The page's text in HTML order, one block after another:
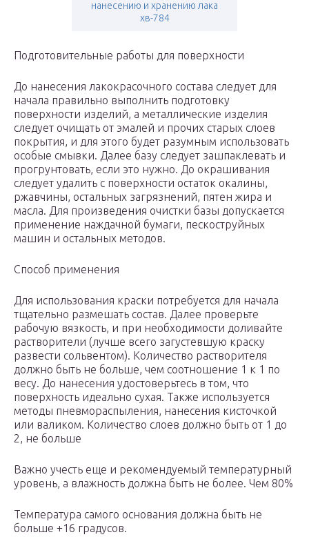
нанесению и хранению лака
хв-784
Подготовительные работы для поверхности
До нанесения лакокрасочного состава следует для
начала правильно выполнить подготовку
поверхности изделий, а металлические изделия
следует очищать от эмалей и прочих старых слоев
покрытия, и для этого будет разумным использовать
особые смывки. Далее базу следует зашпаклевать и
прогрунтовать, если это нужно. До окрашивания
следует удалить с поверхности остаток окалины,
ржавчины, остальных загрязнений, пятен жира и
масла. Для произведения очистки базы допускается
применение наждачной бумаги, пескоструйных
машин и остальных методов.
Способ применения
Для использования краски потребуется для начала
тщательно размешать состав. Далее проверьте
рабочую вязкость, и при необходимости доливайте
растворители (лучше всего загустевшую краску
развести сольвентом). Количество растворителя
должно быть не больше, чем соотношение 1 к 1 по
весу. До нанесения удостоверьтесь в том, что
поверхность идеально сухая. Также используется
методы пневмораспыления, нанесения кисточкой
или валиком. Количество слоев должно быть от 1 до
2, не больше
Важно учесть еще и рекомендуемый температурный
уровень, а влажность должна быть не более. Чем 80%
Температура самого основания должна быть не
больше +16 градусов.